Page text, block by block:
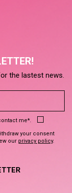
the lastest news.
me*.
your consent
our privacy policy.